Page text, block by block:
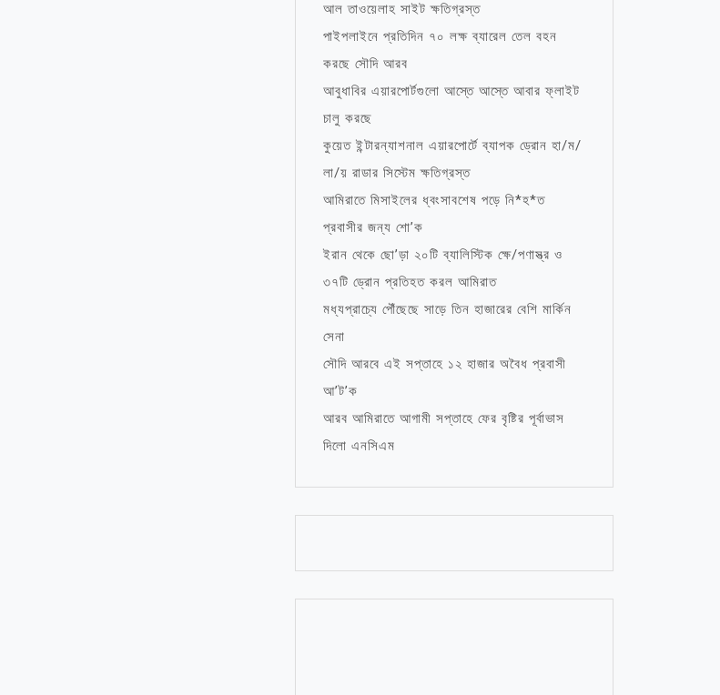
আল তাওয়েলাহ সাইট ক্ষতিগ্রস্ত
পাইপলাইনে প্রতিদিন ৭০ লক্ষ ব্যারেল তেল বহন
করছে সৌদি আরব
আবুধাবির এয়ারপোর্টগুলো আস্তে আস্তে আবার ফ্লাইট
চালু করছে
কুয়েত ইন্টারন্যাশনাল এয়ারপোর্টে ব্যাপক ড্রোন হা/ম/
লা/য় রাডার সিস্টেম ক্ষতিগ্রস্ত
আমিরাতে মিসাইলের ধ্বংসাবশেষ পড়ে নি*হ*ত
প্রবাসীর জন্য শো’ক
ইরান থেকে ছো’ড়া ২০টি ব্যালিস্টিক ক্ষে/পণাস্ত্র ও
৩৭টি ড্রোন প্রতিহত করল আমিরাত
মধ্যপ্রাচ্যে পৌঁছেছে সাড়ে তিন হাজারের বেশি মার্কিন
সেনা
সৌদি আরবে এই সপ্তাহে ১২ হাজার অবৈধ প্রবাসী
আ’ট’ক
আরব আমিরাতে আগামী সপ্তাহে ফের বৃষ্টির পূর্বাভাস
দিলো এনসিএম